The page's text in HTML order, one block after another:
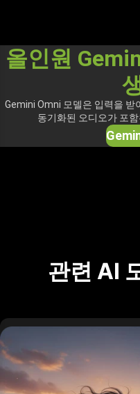
올인원
Gemini Omni 모델은 입력을 받
동기화된 오디오가 포
관련 AI